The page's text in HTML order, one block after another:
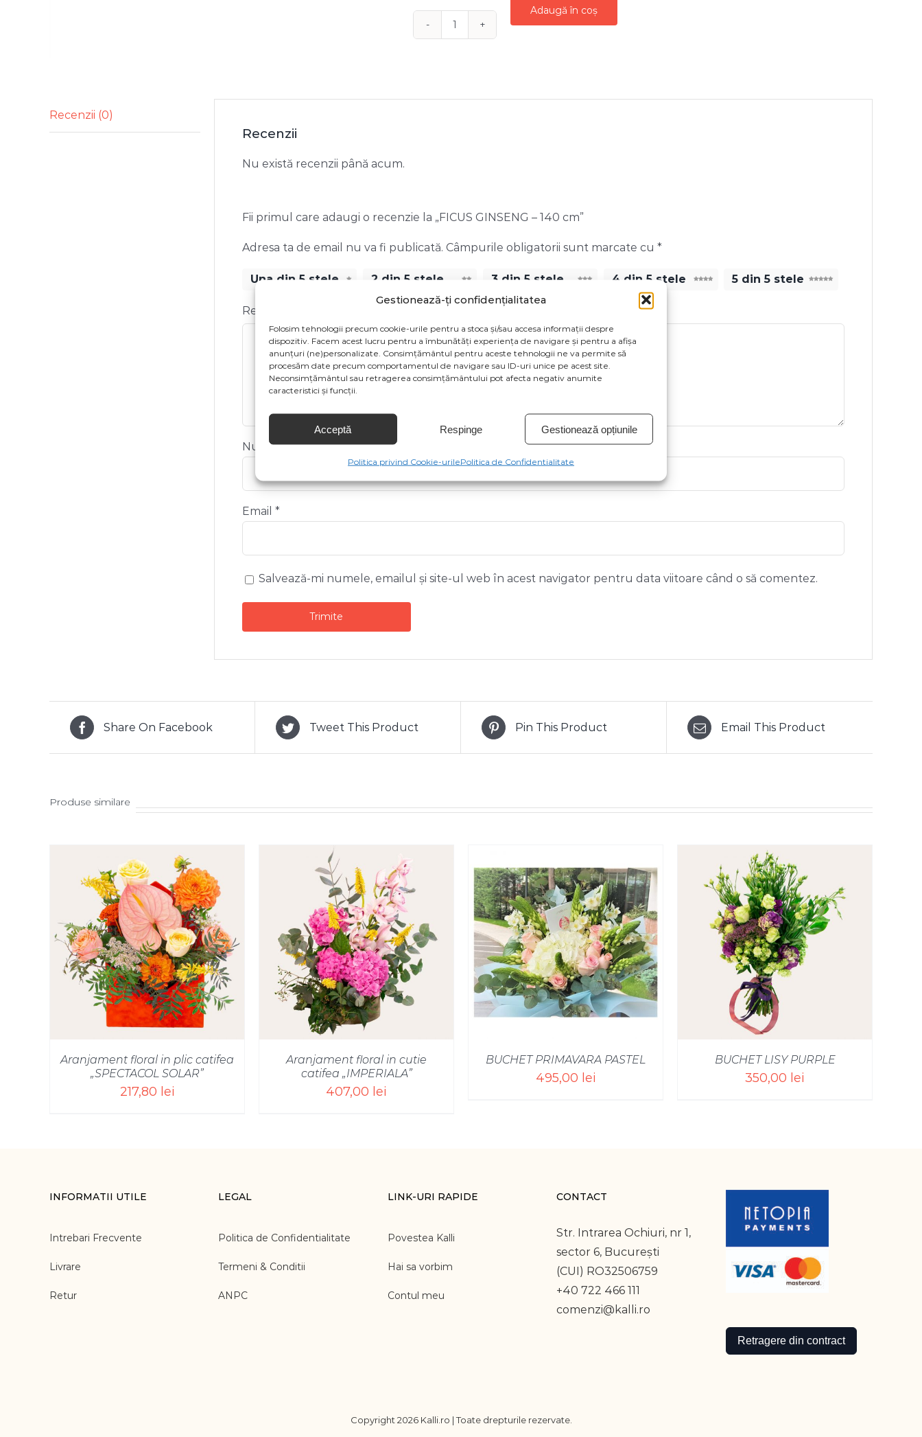
Gestionează-ți confidențialitatea
Folosim tehnologii precum cookie-urile pentru a stoca și/sau accesa informații despre
dispozitiv. Facem acest lucru pentru a îmbunătăți experiența de navigare și pentru a afișa
anunțuri (ne)personalizate. Consimțământul pentru aceste tehnologii ne va permite să
procesăm date precum comportamentul de navigare sau ID-uri unice pe acest site.
Neconsimțământul sau retragerea consimțământului pot afecta negativ anumite
caracteristici și funcții.
Acceptă Respinge Gestionează opțiunile
Politica privind Cookie-urilePolitica de Confidentialitate
Adaugă în coș
Recenzii (0)
Recenzii
Nu există recenzii până acum.
Fii primul care adaugi o recenzie la „FICUS GINSENG – 140 cm”
Adresa ta de email nu va fi publicată. Câmpurile obligatorii sunt marcate cu *
Una din 5 stele 2 din 5 stele 3 din 5 stele 4 din 5 stele 5 din 5 stele
Recenzia ta
Nume*
Email *
Salvează-mi numele, emailul și site-ul web în acest navigator pentru data viitoare când o să comentez.
Share On Facebook Tweet This Product Pin This Product Email This Product
Produse similare
Aranjament floral in plic catifea
„SPECTACOL SOLAR”
217,80 lei
SELECT OPTIONS /
Aranjament floral in cutie
catifea „IMPERIALA”
407,00 lei
SELECT OPTIONS /
BUCHET PRIMAVARA PASTEL
495,00 lei
SELECT OPTIONS /
BUCHET LISY PURPLE
350,00 lei
INFORMATII UTILE
Intrebari Frecvente
Livrare
Retur
LEGAL
Politica de Confidentialitate
Termeni & Conditii
ANPC
LINK-URI RAPIDE
Povestea Kalli
Hai sa vorbim
Contul meu
CONTACT
Str. Intrarea Ochiuri, nr 1,
sector 6, București
(CUI) RO32506759
+40 722 466 111
comenzi@kalli.ro
Retragere din contract
Copyright2026 Kalli.ro | Toate drepturile rezervate.